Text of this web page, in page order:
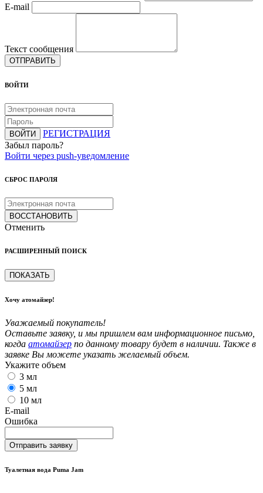
E-mail
Текст сообщения
ОТПРАВИТЬ
ВОЙТИ
ВОЙТИ
РЕГИСТРАЦИЯ
Забыл пароль?
Войти через push-уведомление
СБРОС ПАРОЛЯ
ВОССТАНОВИТЬ
Отменить
РАСШИРЕННЫЙ ПОИСК
ПОКАЗАТЬ
Хочу атомайзер!
Уважаемый покупатель!
Оставьте заявку, и мы пришлем вам информационное письмо,
когда атомайзер по данному товару будет в наличии. Также в
заявке Вы можете указать желаемый объем.
Укажите объем
3 мл
5 мл
10 мл
E-mail
Ошибка
Отправить заявку
Туалетная вода Puma Jam